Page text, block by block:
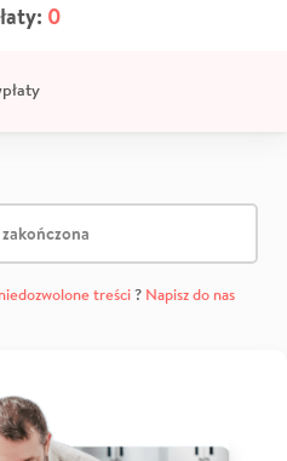
0
niedozwolone treści? Napisz do nas